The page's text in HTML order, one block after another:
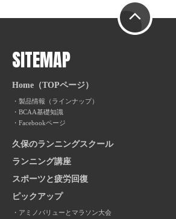
SITEMAP
Home（TOPページ）
製品情報（ラインナップ）
BCAA基礎知識
Facebookページ
久保のランニングスクール
ランニング講座
スポーツと疲労回復
ピックアップ
アミノバリューとマラソン大会